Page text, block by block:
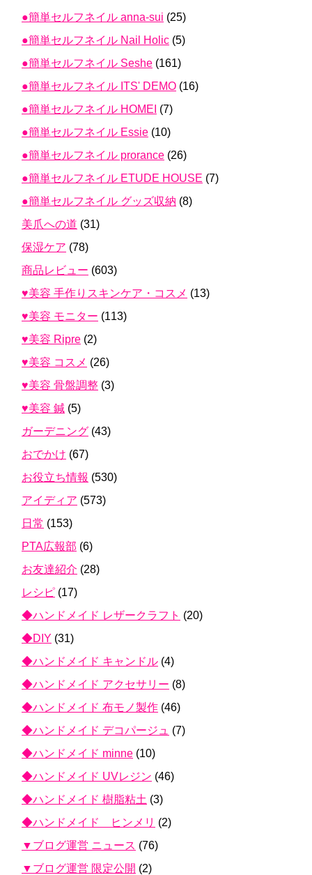
●簡単セルフネイル anna-sui (25)
●簡単セルフネイル Nail Holic (5)
●簡単セルフネイル Seshe (161)
●簡単セルフネイル ITS' DEMO (16)
●簡単セルフネイル HOMEI (7)
●簡単セルフネイル Essie (10)
●簡単セルフネイル prorance (26)
●簡単セルフネイル ETUDE HOUSE (7)
●簡単セルフネイル グッズ収納 (8)
美爪への道 (31)
保湿ケア (78)
商品レビュー (603)
♥美容 手作りスキンケア・コスメ (13)
♥美容 モニター (113)
♥美容 Ripre (2)
♥美容 コスメ (26)
♥美容 骨盤調整 (3)
♥美容 鍼 (5)
ガーデニング (43)
おでかけ (67)
お役立ち情報 (530)
アイディア (573)
日常 (153)
PTA広報部 (6)
お友達紹介 (28)
レシピ (17)
◆ハンドメイド レザークラフト (20)
◆DIY (31)
◆ハンドメイド キャンドル (4)
◆ハンドメイド アクセサリー (8)
◆ハンドメイド 布モノ製作 (46)
◆ハンドメイド デコパージュ (7)
◆ハンドメイド minne (10)
◆ハンドメイド UVレジン (46)
◆ハンドメイド 樹脂粘土 (3)
◆ハンドメイド ヒンメリ (2)
▼ブログ運営 ニュース (76)
▼ブログ運営 限定公開 (2)